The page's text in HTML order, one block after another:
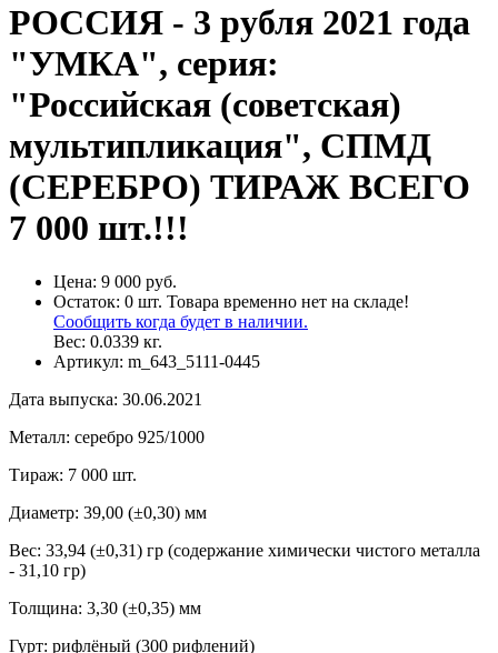
РОССИЯ - 3 рубля 2021 года
"УМКА", серия:
"Российская (советская)
мультипликация", СПМД
(СЕРЕБРО) ТИРАЖ ВСЕГО
7 000 шт.!!!
Цена: 9 000 руб.
Остаток: 0 шт. Товара временно нет на складе!
Сообщить когда будет в наличии.
Вес: 0.0339 кг.
Артикул: m_643_5111-0445
Дата выпуска: 30.06.2021
Металл: серебро 925/1000
Тираж: 7 000 шт.
Диаметр: 39,00 (±0,30) мм
Вес: 33,94 (±0,31) гр (содержание химически чистого металла
- 31,10 гр)
Толщина: 3,30 (±0,35) мм
Гурт: рифлёный (300 рифлений)